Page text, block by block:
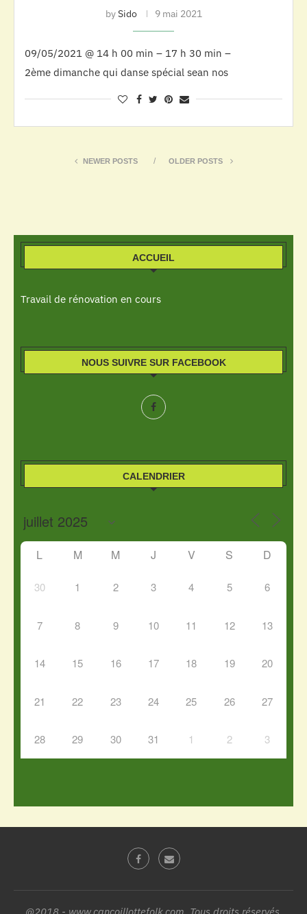
bySido 9 mai 2021
09/05/2021 @ 14 h 00 min – 17 h 30 min –
2ème dimanche qui danse spécial sean nos
NEWER POSTS OLDER POSTS
ACCUEIL
Travail de rénovation en cours
NOUS SUIVRE SUR FACEBOOK
CALENDRIER
L M M J V S D
30 1 2 3 4 5 6
7 8 9 10 11 12 13
14 15 16 17 18 19 20
21 22 23 24 25 26 27
28 29 30 31 1 2 3
@2018 - www.cancoillottefolk.com. Tous droits réservés.